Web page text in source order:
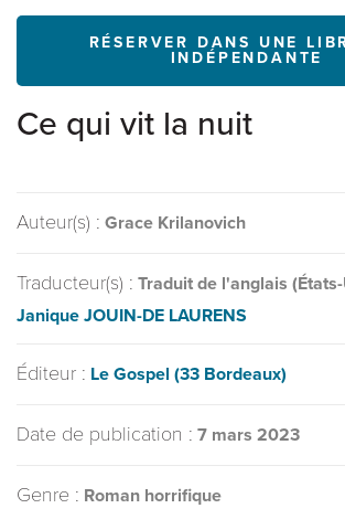
RÉSERVER DANS UNE
INDÉPENDANTE
Ce qui vit la nuit
Auteur(s) : Grace Krilanovich
Traducteur(s) : Traduit de l'anglais
Janique JOUIN-DE LAURENS
Éditeur : Le Gospel (33 Bordeaux)
Date de publication : 7 mars 2023
Genre : Roman horrifique